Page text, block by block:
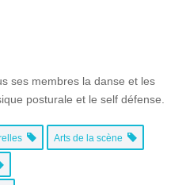
ses membres la danse et les
posturale et le self défense.
Arts de la scène